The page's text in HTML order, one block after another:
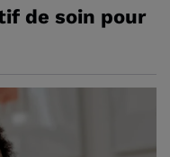
de soin pour